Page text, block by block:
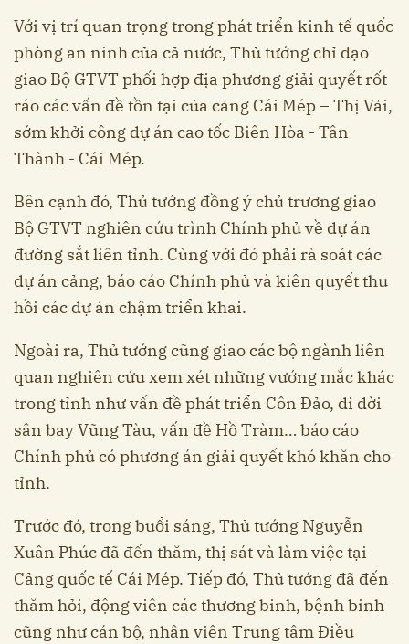
Với vị trí quan trọng trong phát triển kinh tế quốc
phòng an ninh của cả nước, Thủ tướng chỉ đạo
giao Bộ GTVT phối hợp địa phương giải quyết rốt
ráo các vấn đề tồn tại của cảng Cái Mép – Thị Vải,
sớm khởi công dự án cao tốc Biên Hòa - Tân
Thành - Cái Mép.
Bên cạnh đó, Thủ tướng đồng ý chủ trương giao
Bộ GTVT nghiên cứu trình Chính phủ về dự án
đường sắt liên tỉnh. Cùng với đó phải rà soát các
dự án cảng, báo cáo Chính phủ và kiên quyết thu
hồi các dự án chậm triển khai.
Ngoài ra, Thủ tướng cũng giao các bộ ngành liên
quan nghiên cứu xem xét những vướng mắc khác
trong tỉnh như vấn đề phát triển Côn Đảo, di dời
sân bay Vũng Tàu, vấn đề Hồ Tràm… báo cáo
Chính phủ có phương án giải quyết khó khăn cho
tỉnh.
Trước đó, trong buổi sáng, Thủ tướng Nguyễn
Xuân Phúc đã đến thăm, thị sát và làm việc tại
Cảng quốc tế Cái Mép. Tiếp đó, Thủ tướng đã đến
thăm hỏi, động viên các thương binh, bệnh binh
cũng như cán bộ, nhân viên Trung tâm Điều